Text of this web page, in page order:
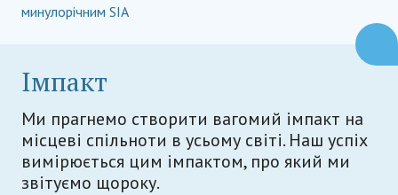
минулорічним SIA
Імпакт
Ми прагнемо створити вагомий імпакт на
місцеві спільноти в усьому світі. Наш успіх
вимірюється цим імпактом, про який ми
звітуємо щороку.